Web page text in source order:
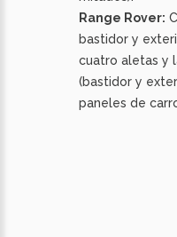
Range Rover:
bastidor y
cuatro aletas y
(bastidor y
paneles de